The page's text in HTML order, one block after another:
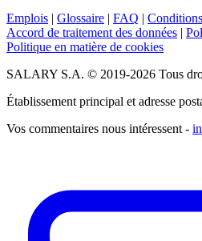
Emplois | Glossaire | FAQ |
Accord de traitement des données |
Politique en matière de cookies
SALARY S.A. © 2019-2026 Tous
Établissement principal et adresse
Vos commentaires nous intéressent -